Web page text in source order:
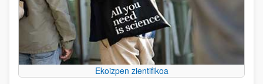
Ekoizpen zientifikoa